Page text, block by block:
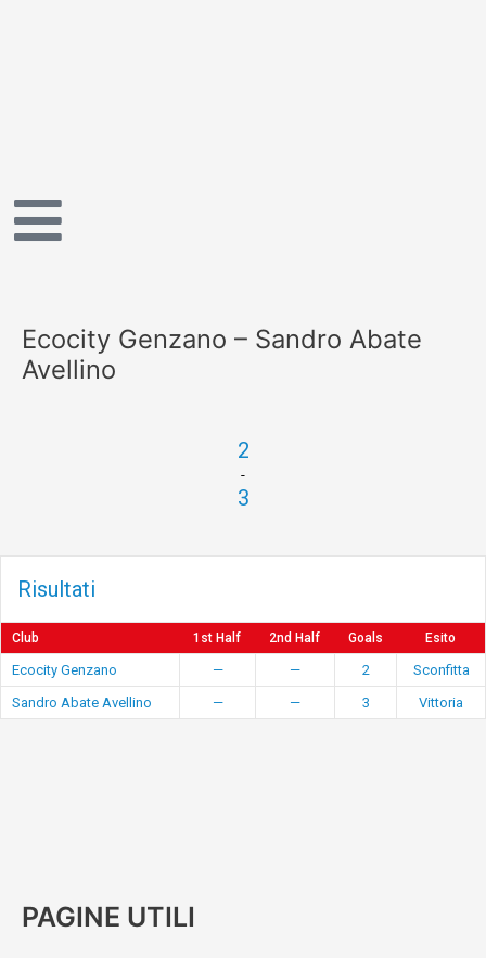
Ecocity Genzano – Sandro Abate
Avellino
2
-
3
Risultati
Club 1st Half 2nd Half Goals Esito
Ecocity Genzano — — 2
Sconfitta
Sandro Abate Avellino
— — 3 Vittoria
PAGINE UTILI